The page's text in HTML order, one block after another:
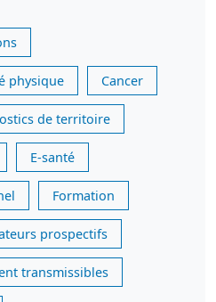
physique Cancer
de territoire
E-santé
Formation
prospectifs
transmissibles